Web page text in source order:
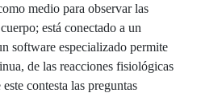
medio para observar las
está conectado a un
software especializado permite
de las reacciones fisiológicas
contesta las preguntas